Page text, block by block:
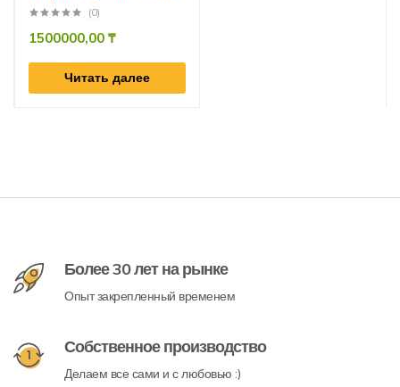
(0)
1500000,00 ₸
Читать далее
Более 30 лет на рынке
Опыт закрепленный временем
Собственное производство
Делаем все сами и с любовью :)